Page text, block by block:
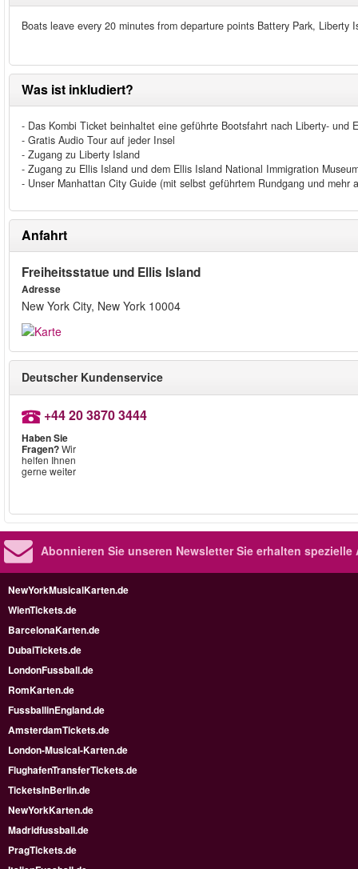
Boats leave every 20 minutes from departure points Battery Park,
Was ist inkludiert?
- Das Kombi Ticket beinhaltet eine geführte Bootsfahrt nach Liberty- und
- Gratis Audio Tour auf jeder Insel
- Zugang zu Liberty Island
- Zugang zu Ellis Island und dem Ellis Island National Immigration
- Unser Manhattan City Guide (mit selbst geführtem Rundgang und mehr
Anfahrt
Freiheitsstatue und Ellis Island
Adresse
New York City, New York 10004
Deutscher Kundenservice
+44 20 3870 3444
Haben Sie
Fragen?Wir
helfen Ihnen
gerne weiter
Abonnieren Sie unseren NewsletterSie erhalten spezielle
NewYorkMusicalKarten.de
WienTickets.de
BarcelonaKarten.de
DubaiTickets.de
LondonFussball.de
RomKarten.de
FussballinEngland.de
AmsterdamTickets.de
London-Musical-Karten.de
FlughafenTransferTickets.de
TicketsInBerlin.de
NewYorkKarten.de
Madridfussball.de
PragTickets.de